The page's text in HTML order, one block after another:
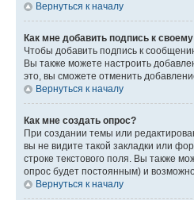
Вернуться к началу
Как мне добавить подпись к
Чтобы добавить подпись к
Вы также можете настроить
это, вы сможете отменить
Вернуться к началу
Как мне создать опрос?
При создании темы или
вы не видите такой закладки или
строке текстового поля. Вы также
опрос будет постоянным) и
Вернуться к началу